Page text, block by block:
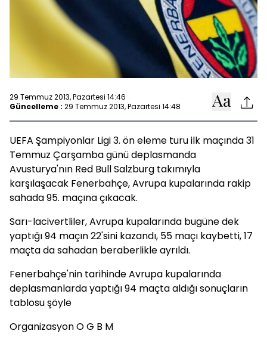
29 Temmuz 2013, Pazartesi 14:46
Güncelleme : 29 Temmuz 2013, Pazartesi 14:48
UEFA Şampiyonlar Ligi 3. ön eleme turu ilk maçında 31
Temmuz Çarşamba günü deplasmanda
Avusturya'nın Red Bull Salzburg takımıyla
karşılaşacak Fenerbahçe, Avrupa kupalarında rakip
sahada 95. maçına çıkacak.
Sarı-lacivertliler, Avrupa kupalarında bugüne dek
yaptığı 94 maçın 22'sini kazandı, 55 maçı kaybetti, 17
maçta da sahadan beraberlikle ayrıldı.
Fenerbahçe'nin tarihinde Avrupa kupalarında
deplasmanlarda yaptığı 94 maçta aldığı sonuçların
tablosu şöyle
Organizasyon O G B M